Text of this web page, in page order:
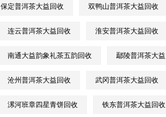
保定普洱茶大益回收 双鸭山普洱茶大益回收
连云普洱茶大益回收 淮安普洱茶大益回收
南通大益韵象礼茶五韵回收 鄢陵普洱茶大
沧州普洱茶大益回收 武冈普洱茶大益回收
漯河班章四星青饼回收 铁东普洱茶大益回收